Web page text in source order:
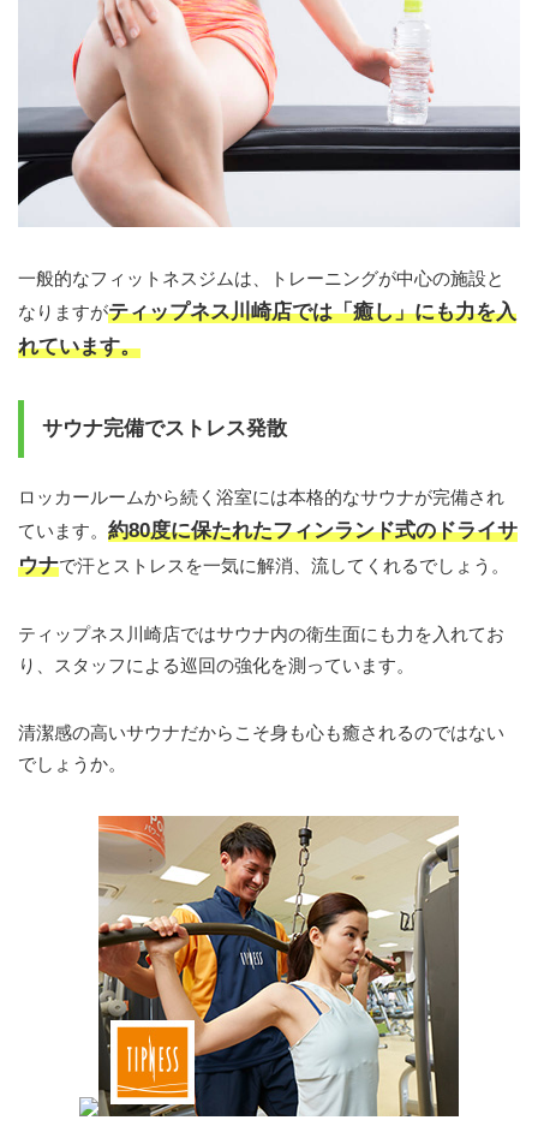
一般的なフィットネスジムは、トレーニングが中心の施設と
なりますがティップネス川崎店では「癒し」にも力を入
れています。
サウナ完備でストレス発散
ロッカールームから続く浴室には本格的なサウナが完備され
ています。 約80度に保たれたフィンランド式のドライサ
ウナで汗とストレスを一気に解消、流してくれるでしょう。
ティップネス川崎店ではサウナ内の衛生面にも力を入れてお
り、スタッフによる巡回の強化を測っています。
清潔感の高いサウナだからこそ身も心も癒されるのではない
でしょうか。